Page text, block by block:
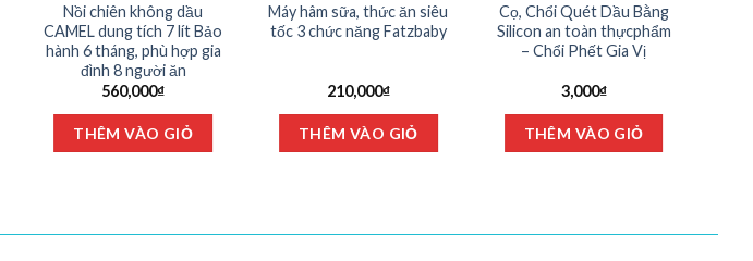
Nồi chiên không dầu
CAMEL dung tích 7 lít Bảo
hành 6 tháng, phù hợp gia
đình 8 người ăn
560,000₫
THÊM VÀO GIỎ
Máy hâm sữa, thức ăn siêu
tốc 3 chức năng Fatzbaby
210,000₫
THÊM VÀO GIỎ
Cọ, Chổi Quét Dầu Bằng
Silicon an toàn thựcphẩm
– Chổi Phết Gia Vị
3,000₫
THÊM VÀO GIỎ